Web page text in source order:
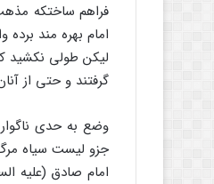
فراهم ساختکه
امام بهره مند
لیکن طولی نکشید
گرفتند و حتی از
وضع به حدی
جزو لیست سیاه
امام صادق (علیه